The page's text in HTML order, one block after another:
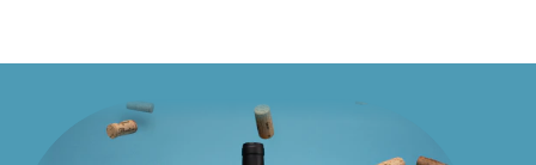
Château Doisy Dubroca 2ème Grand Cru